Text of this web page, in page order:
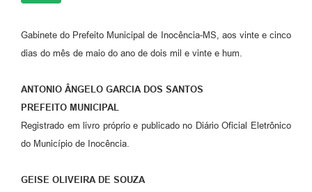
Gabinete do Prefeito Municipal de Inocência-MS, aos vinte e cinco
dias do mês de maio do ano de dois mil e vinte e hum.
ANTONIO ÂNGELO GARCIA DOS SANTOS
PREFEITO MUNICIPAL
Registrado em livro próprio e publicado no Diário Oficial Eletrônico
do Município de Inocência.
GEISE OLIVEIRA DE SOUZA